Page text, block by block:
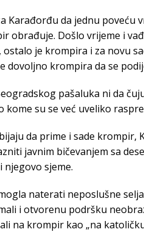
Karađorđu da jednu poveću
obrađuje. Došlo vrijeme i
ostalo je krompira i za novu
dovoljno krompira da se
pašaluka ni da
kome su se već uveliko
da prime i sade
javnim bičevanjem sa
sjeme.
naterati neposlušne
i otvorenu podršku
na krompir kao „na